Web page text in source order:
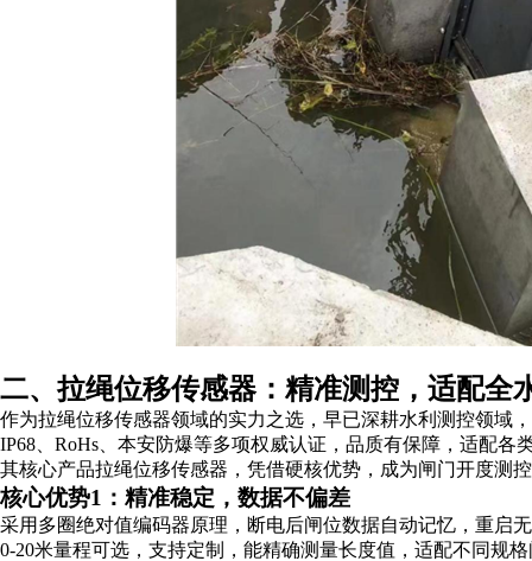
二、拉绳位移传感器：精准测控，适配全
作为拉绳位移传感器领域的实力之选，早已深耕水利测控领域
IP68、RoHs、本安防爆等多项权威认证，品质有保障，适配各
其核心产品拉绳位移传感器，凭借硬核优势，成为闸门开度测
核心优势1：精准稳定，数据不偏差
采用多圈绝对值编码器原理，断电后闸位数据自动记忆，重启
0-20米量程可选，支持定制，能精确测量长度值，适配不同规